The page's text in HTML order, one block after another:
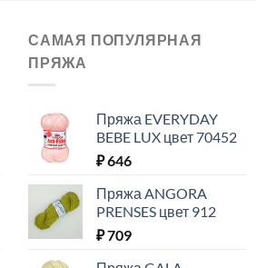
САМАЯ ПОПУЛЯРНАЯ
ПРЯЖА
Пряжа EVERYDAY
BEBE LUX цвет 70452
₽646
Пряжа ANGORA
PRENSES цвет 912
₽709